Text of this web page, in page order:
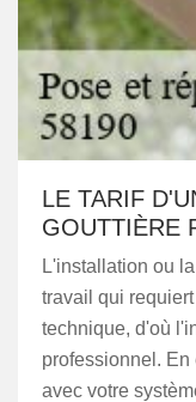
LE TARIF
GOUTTIÈRE
L'installation ou
travail qui
technique, d'où
professionnel. En
avec votre